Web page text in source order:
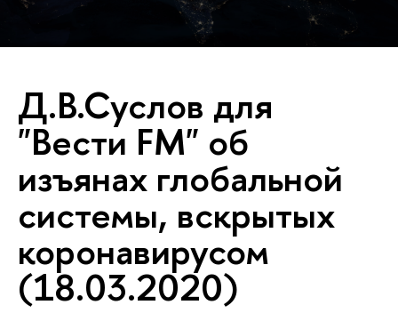
Д.В.Суслов для
"Вести FM" об
изъянах глобальной
системы, вскрытых
коронавирусом
(18.03.2020)